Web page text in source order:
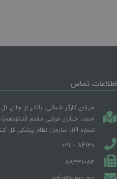
اطلاعات تماس
خیابان کارگر شمالی، بالاتر از جلال آل
احمد، خیابان فرشی مقدم (شانزدهم)،
شماره 119، سازمان نظام پزشکی کل کشور
84130 – 021
88331083